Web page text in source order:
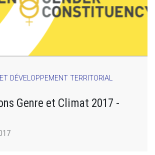
DÉVELOPPEMENT TERRITORIAL
Genre et Climat 2017 -